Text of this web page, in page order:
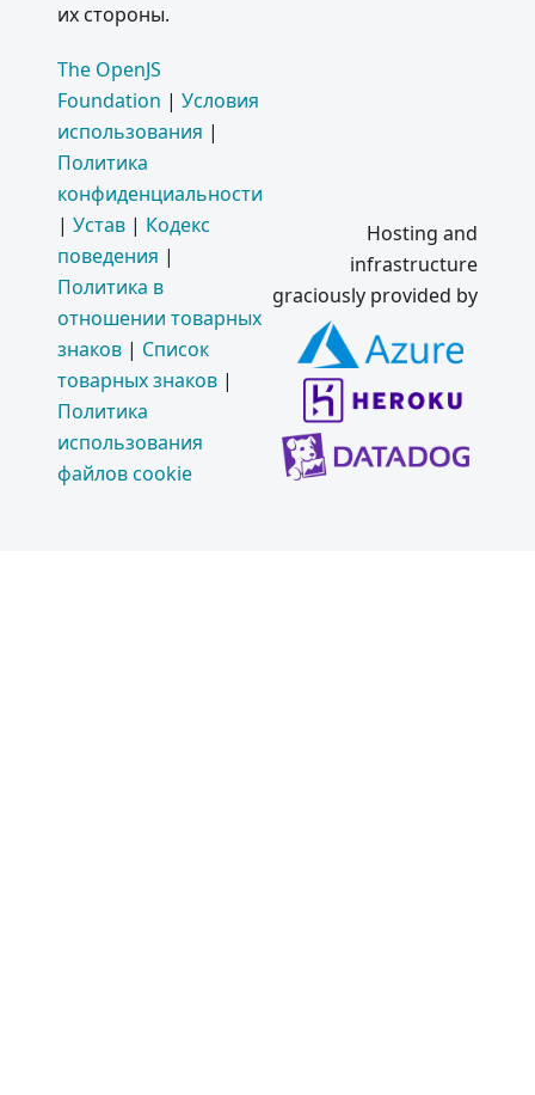
их стороны.
The OpenJS
Foundation | Условия
использования |
Политика
конфиденциальности
| Устав | Кодекс
поведения |
Политика в
отношении товарных
знаков | Список
товарных знаков |
Политика
использования
файлов cookie
Hosting and
infrastructure
graciously provided by